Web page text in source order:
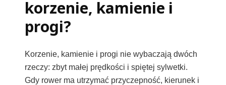
korzenie, kamienie i
progi?
Korzenie, kamienie i progi nie wybaczają dwóch
rzeczy: zbyt małej prędkości i spiętej sylwetki.
Gdy rower ma utrzymać przyczepność, kierunek i